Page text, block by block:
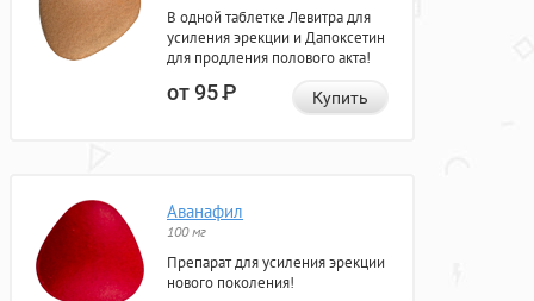
В одной таблетке Левитра для
усиления эрекции и Дапоксетин
для продления полового акта!
от 95Р Купить
Аванафил
100 мг
Препарат для усиления эрекции
нового поколения!